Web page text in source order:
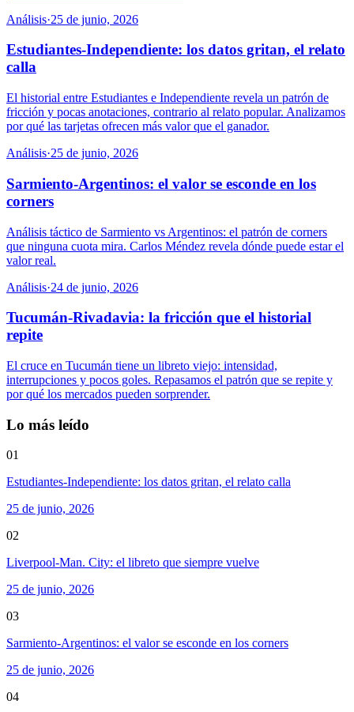
Análisis·25 de junio, 2026
Estudiantes-Independiente: los datos gritan, el relato
calla
El historial entre Estudiantes e Independiente revela un patrón de
fricción y pocas anotaciones, contrario al relato popular. Analizamos
por qué las tarjetas ofrecen más valor que el ganador.
Análisis·25 de junio, 2026
Sarmiento-Argentinos: el valor se esconde en los
corners
Análisis táctico de Sarmiento vs Argentinos: el patrón de corners
que ninguna cuota mira. Carlos Méndez revela dónde puede estar el
valor real.
Análisis·24 de junio, 2026
Tucumán-Rivadavia: la fricción que el historial
repite
El cruce en Tucumán tiene un libreto viejo: intensidad,
interrupciones y pocos goles. Repasamos el patrón que se repite y
por qué los mercados pueden sorprender.
Lo más leído
01
Estudiantes-Independiente: los datos gritan, el relato calla
25 de junio, 2026
02
Liverpool-Man. City: el libreto que siempre vuelve
25 de junio, 2026
03
Sarmiento-Argentinos: el valor se esconde en los corners
25 de junio, 2026
04